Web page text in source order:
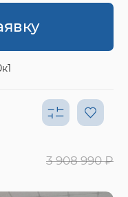
3 908 990 ₽